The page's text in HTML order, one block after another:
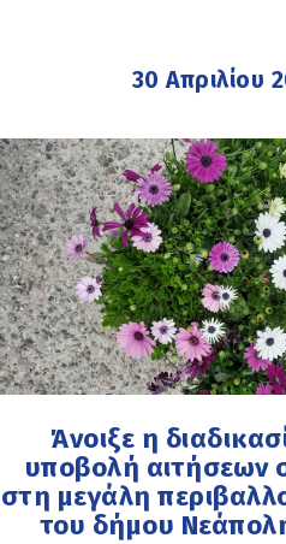
30 Απριλίου
Άνοιξε η
υποβολή αιτήσεων
στη μεγάλη
του δήμου